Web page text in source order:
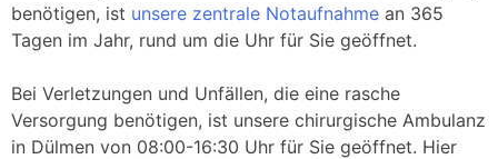
benötigen, ist unsere zentrale Notaufnahme an 365
Tagen im Jahr, rund um die Uhr für Sie geöffnet.
Bei Verletzungen und Unfällen, die eine rasche
Versorgung benötigen, ist unsere chirurgische Ambulanz
in Dülmen von 08:00-16:30 Uhr für Sie geöffnet. Hier